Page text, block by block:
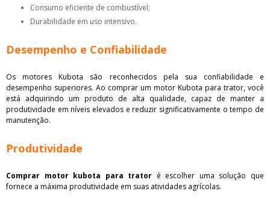
Consumo eficiente de combustível;
Durabilidade em uso intensivo.
Desempenho e Confiabilidade
Os motores Kubota são reconhecidos pela sua confiabilidade e
desempenho superiores. Ao comprar um motor Kubota para trator, você
está adquirindo um produto de alta qualidade, capaz de manter a
produtividade em níveis elevados e reduzir significativamente o tempo de
manutenção.
Produtividade
Comprar motor kubota para trator é escolher uma solução que
fornece a máxima produtividade em suas atividades agrícolas.